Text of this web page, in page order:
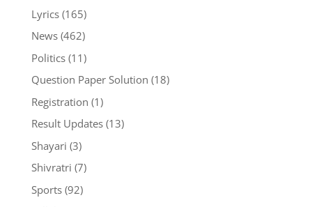
Lyrics(165)
News(462)
Politics(11)
Question Paper Solution (18)
Registration (1)
Result Updates(13)
Shayari (3)
Shivratri (7)
Sports(92)